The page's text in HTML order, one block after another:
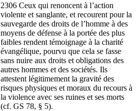
2306 Ceux qui renoncent à l’action
violente et sanglante, et recourent pour la
sauvegarde des droits de l’homme à des
moyens de défense à la portée des plus
faibles rendent témoignage à la charité
évangélique, pourvu que cela se fasse
sans nuire aux droits et obligations des
autres hommes et des sociétés. Ils
attestent légitimement la gravité des
risques physiques et moraux du recours à
la violence avec ses ruines et ses morts
(cf. GS 78, § 5).